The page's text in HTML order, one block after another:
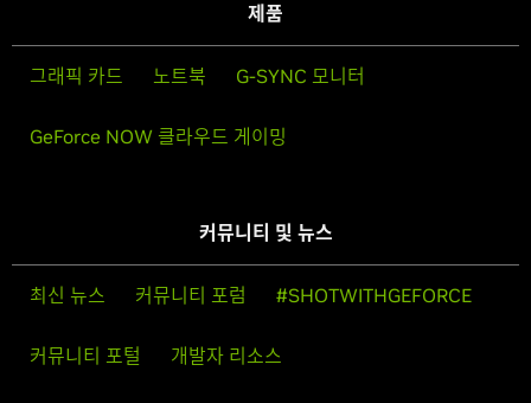
제품
그래픽 카드 노트북 G-SYNC 모니터
GeForce NOW 클라우드 게이밍
커뮤니티 및 뉴스
최신 뉴스 커뮤니티 포럼 #SHOTWITHGEFORCE
커뮤니티 포털 개발자 리소스